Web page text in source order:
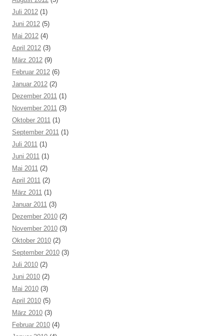
Juli 2012 (1)
Juni 2012 (5)
Mai 2012 (4)
April 2012 (3)
März 2012 (9)
Februar 2012 (6)
Januar 2012 (2)
Dezember 2011 (1)
November 2011 (3)
Oktober 2011 (1)
September 2011 (1)
Juli 2011 (1)
Juni 2011 (1)
Mai 2011 (2)
April 2011 (2)
März 2011 (1)
Januar 2011 (3)
Dezember 2010 (2)
November 2010 (3)
Oktober 2010 (2)
September 2010 (3)
Juli 2010 (2)
Juni 2010 (2)
Mai 2010 (3)
April 2010 (5)
März 2010 (3)
Februar 2010 (4)